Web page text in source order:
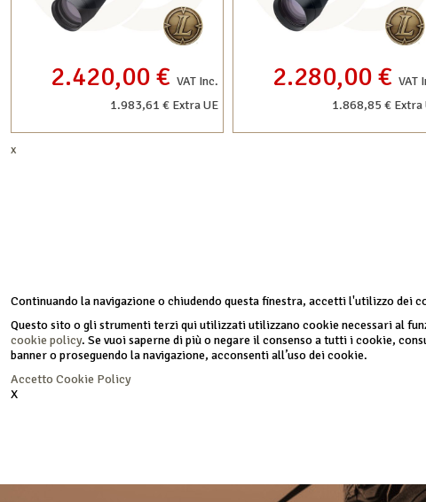
2.420,00 € VAT Inc.
1.983,61 € Extra UE
2.280,00 € VAT
1.868,85 € Extra
x
Continuando la navigazione o chiudendo questa finestra, accetti l'utilizzo dei
Questo sito o gli strumenti terzi qui utilizzati utilizzano cookie necessari al
cookie policy. Se vuoi saperne di più o negare il consenso a tutti i cookie,
banner o proseguendo la navigazione, acconsenti all’uso dei cookie.
Accetto Cookie Policy
X